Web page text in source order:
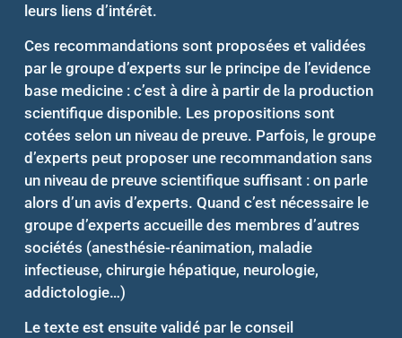
leurs liens d’intérêt.
Ces recommandations sont proposées et validées
par le groupe d’experts sur le principe de l’evidence
base medicine : c’est à dire à partir de la production
scientifique disponible. Les propositions sont
cotées selon un niveau de preuve. Parfois, le groupe
d’experts peut proposer une recommandation sans
un niveau de preuve scientifique suffisant : on parle
alors d’un avis d’experts. Quand c’est nécessaire le
groupe d’experts accueille des membres d’autres
sociétés (anesthésie-réanimation, maladie
infectieuse, chirurgie hépatique, neurologie,
addictologie…)
Le texte est ensuite validé par le conseil